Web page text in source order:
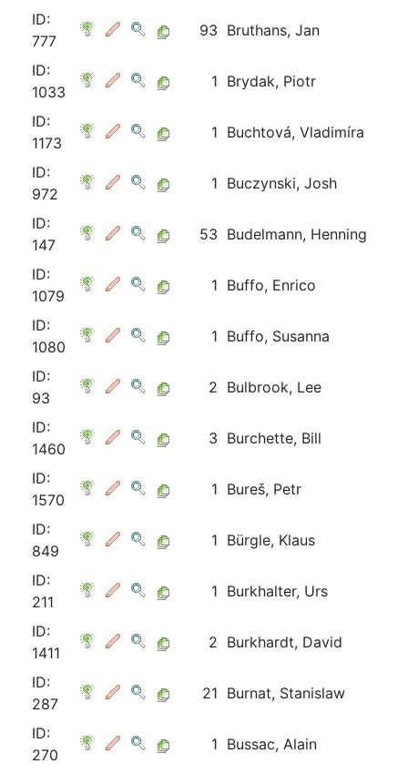
ID:
777
93 Bruthans, Jan
ID:
1033
1 Brydak, Piotr
ID:
1173
1 Buchtová, Vladimíra
ID:
972
1 Buczynski, Josh
ID:
147
53 Budelmann, Henning
ID:
1079
1 Buffo, Enrico
ID:
1080
1 Buffo, Susanna
ID:
93
2 Bulbrook, Lee
ID:
1460
3 Burchette, Bill
ID:
1570
1 Bureš, Petr
ID:
849
1 Bürgle, Klaus
ID:
211
1 Burkhalter, Urs
ID:
1411
2 Burkhardt, David
ID:
287
21 Burnat, Stanislaw
ID:
270
1 Bussac, Alain